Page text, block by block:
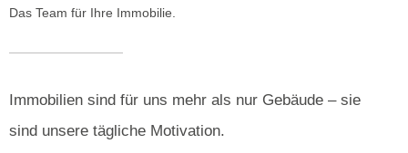
Das Team für Ihre Immobilie.
Immobilien sind für uns mehr als nur Gebäude – sie
sind unsere tägliche Motivation.